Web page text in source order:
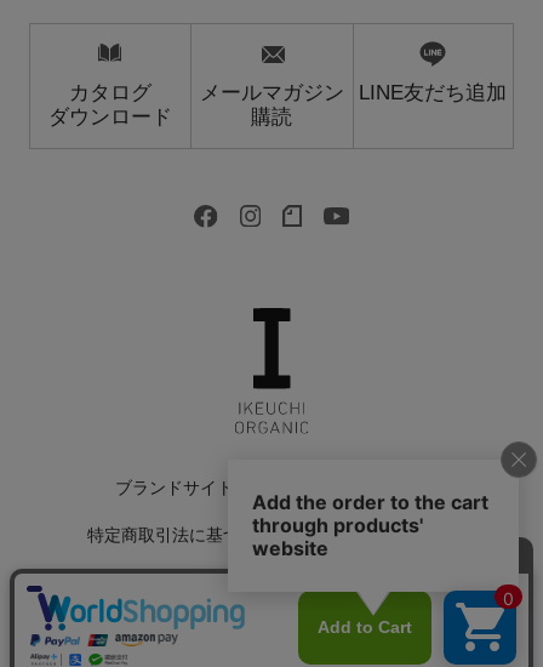
カートに入れる
カタログ
ダウンロード
メールマガジン
購読
LINE友だち追加
ブランドサイト
特定商取引法に基づく表記 返品特約について
Copyright © 2022 IKEUCHI ORGANIC All Rights Reserved.